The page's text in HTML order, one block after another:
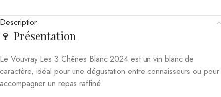
Description
🍷 Présentation
Le Vouvray Les 3 Chênes Blanc 2024 est un vin blanc de
caractère, idéal pour une dégustation entre connaisseurs ou pour
accompagner un repas raffiné.